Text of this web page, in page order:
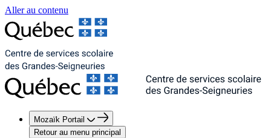
Aller au contenu
Mozaïk Portail
Retour au menu principal